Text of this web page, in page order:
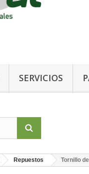
SERVICIOS
Repuestos Tornillo